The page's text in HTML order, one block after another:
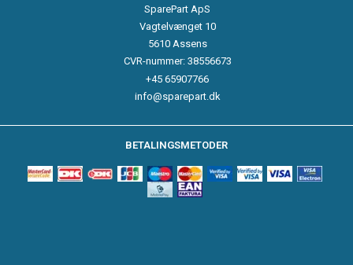
SparePart ApS
Vagtelvænget 10
5610 Assens
CVR-nummer: 38556673
+45 65907766
info@sparepart.dk
BETALINGSMETODER